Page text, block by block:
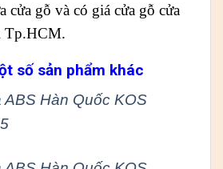
cửa gỗ và có giá cửa gỗ cửa
Tp.HCM.
số sản phẩm khác
ABS Hàn Quốc KOS